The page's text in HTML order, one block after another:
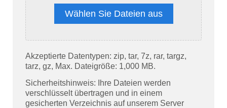
Wählen Sie Dateien aus
Akzeptierte Datentypen: zip, tar, 7z, rar, targz,
tarz, gz, Max. Dateigröße: 1,000 MB.
Sicherheitshinweis: Ihre Dateien werden
verschlüsselt übertragen und in einem
gesicherten Verzeichnis auf unserem Server